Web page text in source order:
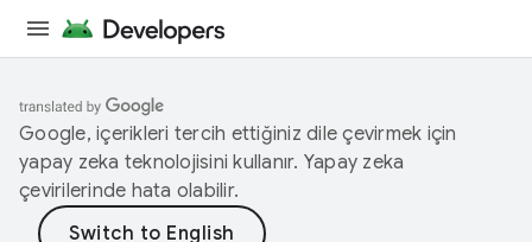
Google, içerikleri tercih ettiğiniz dile çevirmek için
yapay zeka teknolojisini kullanır. Yapay zeka
çevirilerinde hata olabilir.